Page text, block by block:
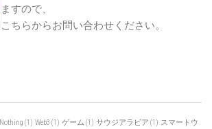
ますので、
こちらからお問い合わせください。
Nothing (1) Web3 (1) ゲーム (1) サウジアラビア (1) スマートウ